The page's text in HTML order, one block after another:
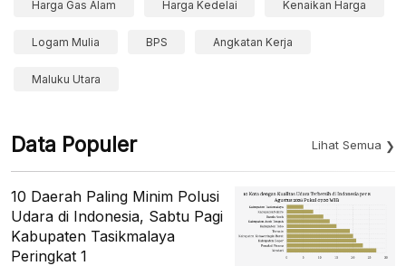
Harga Gas Alam Harga Kedelai Kenaikan Harga
Logam Mulia BPS Angkatan Kerja
Maluku Utara
Data Populer Lihat Semua
10 Daerah Paling Minim Polusi
Udara di Indonesia, Sabtu Pagi
Kabupaten Tasikmalaya
Peringkat 1